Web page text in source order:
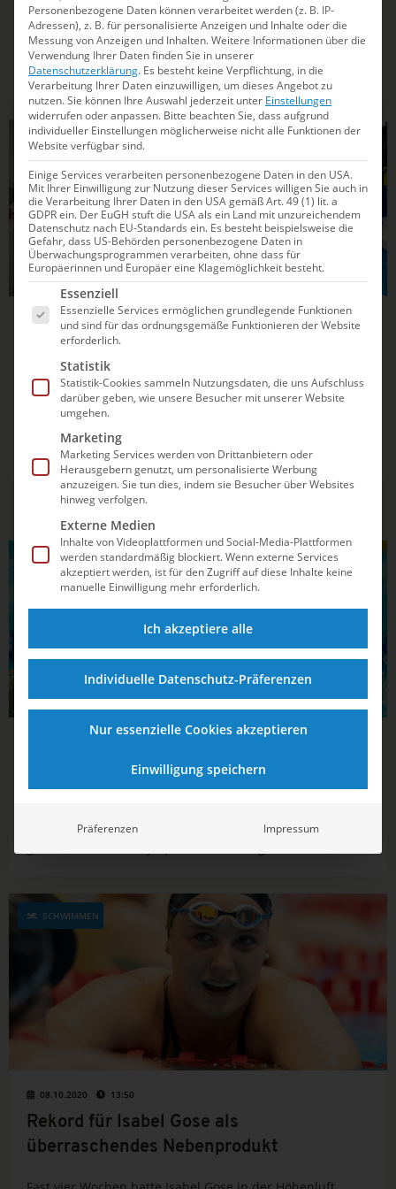
Mit sieben Monaten Verzögerung wurde am Wochenende
das Tokyo Aquatics Center offiziell eröffnet. Bei der
Zeremonie stand Ikee Rikako (feierte gerade ihr
Comeback nach überstandener Krebs-Erkrankung)
ebenso im Mittelpunkt wie Bürgermeisterin Koike Yuriko.
Während Schwimmerin Ikee Rikako über Details der
modernen...
SCHWIMMEN
17.10.2020 10:33
Wellbrock zur DM-Absage: “Vorsicht ist
mir lieber als Nachsicht”
Nach Monaten voller Beschränkungen sollten die
Deutschen Meisterschaften Schwimmen in Berlin (29.
Oktober - 01. November) als Zeichen des Aufbruchs und
Rückkehr zur Normalität für die Aktiven und ihre Vereine
dienen. Doch die Titelkämpfe werden nun erneut durch
Auswirkungen der...
SCHWIMMEN
IOC-Stipendium für Sarah Köhler
gekrault. Und nicht nur auf der Kurzbahn lief alles wie
SCHWIMMEN
08.10.2020 13:50
Rekord für Isabel Gose als
überraschendes Nebenprodukt
Personenbezogene Daten können verarbeitet werden (z. B. IP-
Adressen), z. B. für personalisierte Anzeigen und Inhalte oder die
Messung von Anzeigen und Inhalten.Weitere Informationen über die
Verwendung Ihrer Daten finden Sie in unserer
Datenschutzerklärung. Es besteht keine Verpflichtung, in die
Verarbeitung Ihrer Daten einzuwilligen, um dieses Angebot zu
nutzen.Sie können Ihre Auswahl jederzeit unter Einstellungen
widerrufen oder anpassen. Bitte beachten Sie, dass aufgrund
individueller Einstellungen möglicherweise nicht alle Funktionen der
Website verfügbar sind.
Einige Services verarbeiten personenbezogene Daten in den USA.
Mit Ihrer Einwilligung zur Nutzung dieser Services willigen Sie auch in
die Verarbeitung Ihrer Daten in den USA gemäß Art. 49 (1) lit. a
GDPR ein. Der EuGH stuft die USA als ein Land mit unzureichendem
Datenschutz nach EU-Standards ein. Es besteht beispielsweise die
Gefahr, dass US-Behörden personenbezogene Daten in
Überwachungsprogrammen verarbeiten, ohne dass für
Europäerinnen und Europäer eine Klagemöglichkeit besteht.
Es folgt eine Liste der Service-Gruppen, für die
Essenziell
Essenzielle Services ermöglichen grundlegende Funktionen
und sind für das ordnungsgemäße Funktionieren der Website
erforderlich.
Statistik
Statistik-Cookies sammeln Nutzungsdaten, die uns Aufschluss
darüber geben, wie unsere Besucher mit unserer Website
umgehen.
Marketing
Marketing Services werden von Drittanbietern oder
Herausgebern genutzt, um personalisierte Werbung
anzuzeigen. Sie tun dies, indem sie Besucher über Websites
hinweg verfolgen.
Externe Medien
Inhalte von Videoplattformen und Social-Media-Plattformen
werden standardmäßig blockiert. Wenn externe Services
akzeptiert werden, ist für den Zugriff auf diese Inhalte keine
manuelle Einwilligung mehr erforderlich.
Ich akzeptiere alle
Individuelle Datenschutz-Präferenzen
Nur essenzielle Cookies akzeptieren
Einwilligung speichern
Präferenzen Impressum